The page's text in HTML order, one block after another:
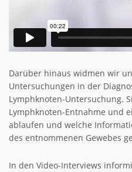
Darüber hinaus widmen wir
Untersuchungen in der
Lymphknoten-Untersuchung.
Lymphknoten-Entnahme und
ablaufen und welche
des entnommenen Gewebes
In den Video-Interviews